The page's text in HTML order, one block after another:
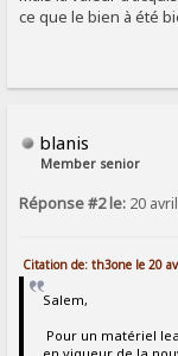
ce que le bien à été
blanis
Member senior
Réponse #2 le: 20
Citation de: th3one le 20
Salem,
Pour un matériel